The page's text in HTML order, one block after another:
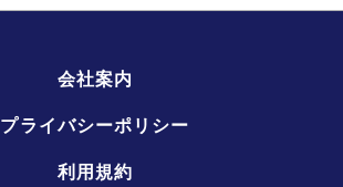
会社案内
プライバシーポリシー
利用規約